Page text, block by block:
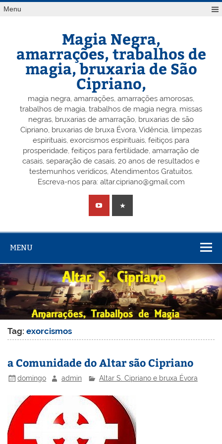
Skip
toMenu
Magia Negra,
amarrações, trabalhos de
magia, bruxaria de São
Cipriano,
magia negra, amarrações, amarrações amorosas,
trabalhos de magia, trabalhos de magia negra, missas
negras, bruxarias de amarração, bruxarias de são
Cipriano, bruxarias de bruxa Évora, Vidência, limpezas
espirituais, exorcismos espirituais, feitiços para
prosperidade, feitiços para fertilidade, amarração de
casais, separação de casais, 20 anos de resultados e
testemunhos verídicos, Atendimentos Gratuitos.
Escreva-nos para: altar.cipriano@gmail.com
MENU
Tag:exorcismos
a Comunidade do Altar são Cipriano
domingo admin Altar S. Cipriano e bruxa Évora